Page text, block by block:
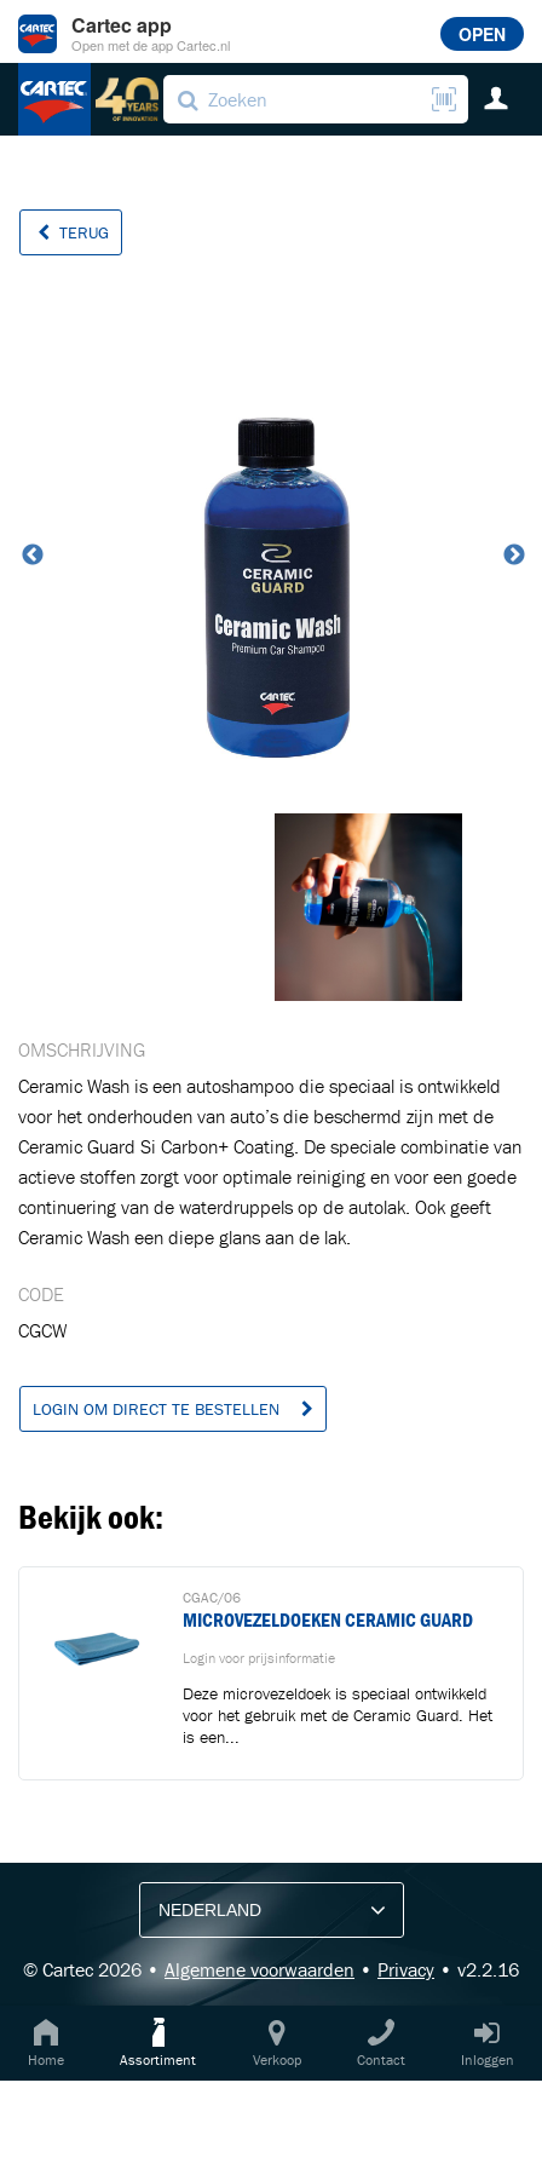
Home Assortiment Verkoop Contact Inloggen
TERUG
OMSCHRIJVING
Ceramic Wash is een autoshampoo die speciaal is ontwikkeld
voor het onderhouden van auto’s die beschermd zijn met de
Ceramic Guard Si Carbon+ Coating. De speciale combinatie van
actieve stoffen zorgt voor optimale reiniging en voor een goede
continuering van de waterdruppels op de autolak. Ook geeft
Ceramic Wash een diepe glans aan de lak.
CODE
CGCW
LOGIN OM DIRECT TE BESTELLEN
Bekijk ook:
CGAC/06
MICROVEZELDOEKEN CERAMIC GUARD
Login voor prijsinformatie
Deze microvezeldoek is speciaal ontwikkeld
voor het gebruik met de Ceramic Guard. Het
is een...
© Cartec 2026 • Algemene voorwaarden • Privacy • v2.2.16
Toegevoegd aan winkelwagen
VERDER WINKELEN
Ontvang vakgerelateerde tips,
aanbiedingen en productupdates van Cartec.
Cartec app
Open met de app Cartec.nl OPEN